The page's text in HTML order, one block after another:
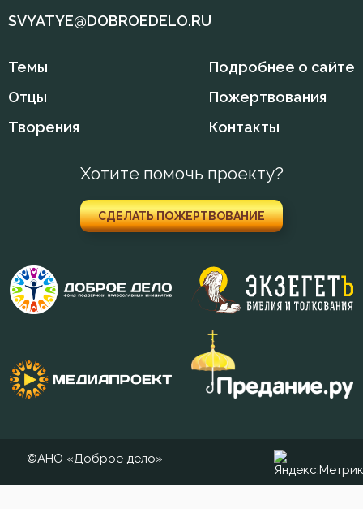
Празднословие
Прелюбодеяние
Призвание
Пример
Приметы
Промысел Божий
Пророчество
Простота
SVYATYE@DOBROEDELO.RU
Темы
Отцы
Творения
Подробнее о сайте
Пожертвования
Контакты
Хотите помочь проекту?
СДЕЛАТЬ ПОЖЕРТВОВАНИЕ
©АНО «Доброе дело»